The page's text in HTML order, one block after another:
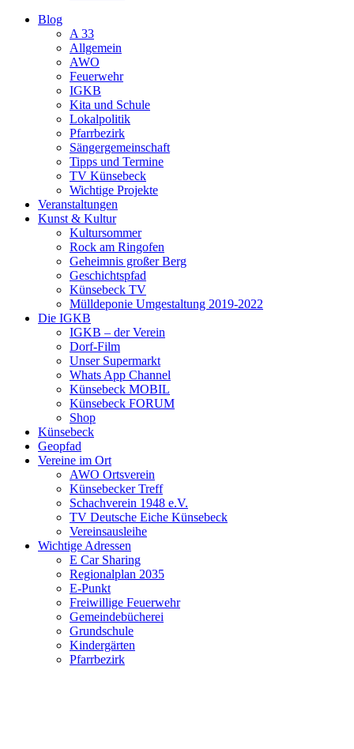
Blog
A 33
Allgemein
AWO
Feuerwehr
IGKB
Kita und Schule
Lokalpolitik
Pfarrbezirk
Sängergemeinschaft
Tipps und Termine
TV Künsebeck
Wichtige Projekte
Veranstaltungen
Kunst & Kultur
Kultursommer
Rock am Ringofen
Geheimnis großer Berg
Geschichtspfad
Künsebeck TV
Mülldeponie Umgestaltung 2019-2022
Die IGKB
IGKB – der Verein
Dorf-Film
Unser Supermarkt
Whats App Channel
Künsebeck MOBIL
Künsebeck FORUM
Shop
Künsebeck
Geopfad
Vereine im Ort
AWO Ortsverein
Künsebecker Treff
Schachverein 1948 e.V.
TV Deutsche Eiche Künsebeck
Vereinsausleihe
Wichtige Adressen
E Car Sharing
Regionalplan 2035
E-Punkt
Freiwillige Feuerwehr
Gemeindebücherei
Grundschule
Kindergärten
Pfarrbezirk